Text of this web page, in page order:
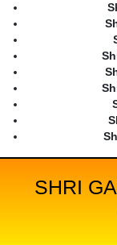
SHRI